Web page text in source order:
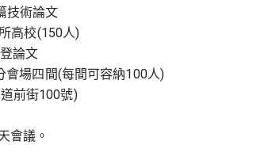
技術論文
高校(150人)
論文
會場四間(每間可容納100人)
前街100號)
會議。